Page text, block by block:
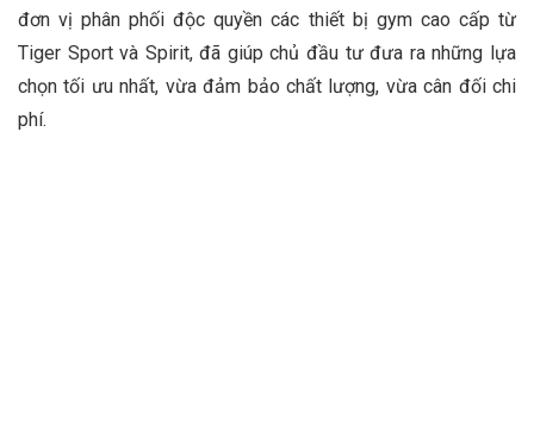
đơn vị phân phối độc quyền các thiết bị gym cao cấp từ
Tiger Sport và Spirit, đã giúp chủ đầu tư đưa ra những lựa
chọn tối ưu nhất, vừa đảm bảo chất lượng, vừa cân đối chi
phí.